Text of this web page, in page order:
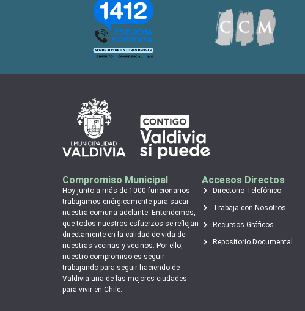
Compromiso Municipal
Hoy junto a más de 1000 funcionarios
trabajamos enérgicamente para sacar
nuestra comuna adelante. Entendemos,
que todos nuestros esfuerzos se reflejan
directamente en la calidad de vida de
nuestras vecinas y vecinos. Por ello,
nuestro compromiso es seguir
trabajando para seguir haciendo de
Valdivia una de las mejores ciudades
para vivir en Chile.
Accesos Directos
Directorio Telefónico
Trabaja con Nosotros
Recursos Gráficos
Repositorio Documental